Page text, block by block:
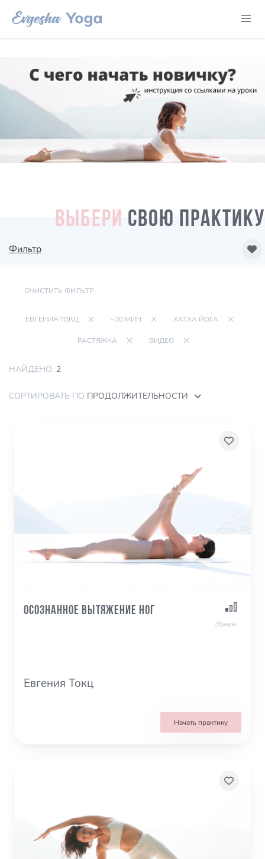
ВЫБЕРИ СВОЮ ПРАКТИКУ
Фильтр
ОЧИСТИТЬ ФИЛЬТР
ЕВГЕНИЯ ТОКЦ ~30 МИН ХАТХА ЙОГА
РАСТЯЖКА ВИДЕО
НАЙДЕНО: 2
СОРТИРОВАТЬ ПО ПРОДОЛЖИТЕЛЬНОСТИ
Осознанное вытяжение ног
35мин
Евгения Токц
Начать практику